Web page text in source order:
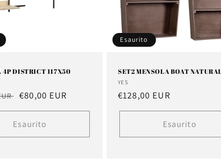
4P DISTRICT 117X50
Prezzo
scontato
€80,00 EUR
Esaurito
Esaurito
SET2 MENSOLA BOAT
Fornitore:
YES
Prezzo
di
€128,00 EUR
Esaurito